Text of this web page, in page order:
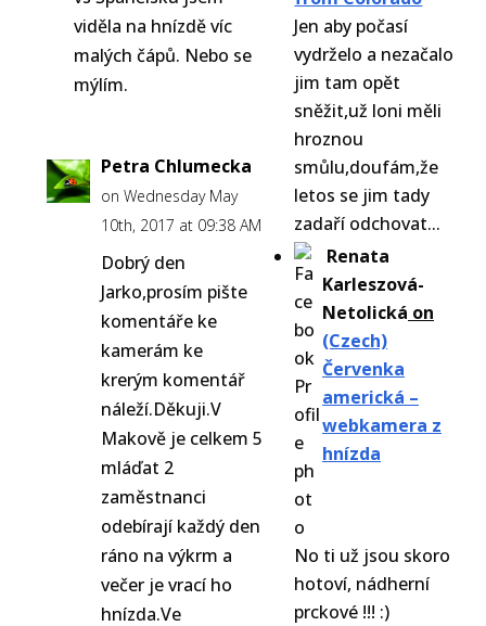
Jen aby počasí
vydrželo a nezačalo
jim tam opět
sněžit,už loni měli
hroznou
smůlu,doufám,že
letos se jim tady
zadaří odchovat...
Renata
Karleszová-
Netolická on
(Czech)
Červenka
americká –
webkamera z
hnízda
No ti už jsou skoro
hotoví, nádherní
prckové !!! :)
viděla na hnízdě víc
malých čápů. Nebo se
mýlím.
Petra Chlumecka
on Wednesday May
10th, 2017 at 09:38 AM
Dobrý den
Jarko,prosím pište
komentáře ke
kamerám ke
krerým komentář
náleží.Děkuji.V
Makově je celkem 5
mláďat 2
zaměstnanci
odebírají každý den
ráno na výkrm a
večer je vrací ho
hnízda.Ve